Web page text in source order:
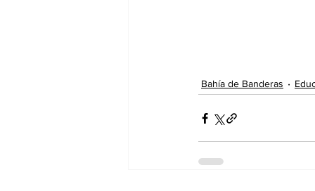
Bahía de Banderas